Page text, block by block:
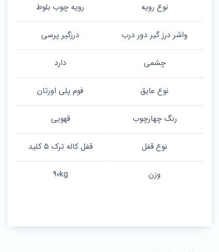
نوع رویه رویه چوب بلوط
واشر درز گیر دور درب درزگیر پرسی
چشمی دارد
نوع عایق فوم پلی اورتان
رنگ چهارچوب قهویی
نوع قفل قفل کاله ترک 5 کلید
وزن 90kg